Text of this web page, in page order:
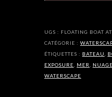
UGS : FLOATING BOAT
CATÉGORIE :
ÉTIQUETTES : BATEAU
EXPOSURE
MER
WATERSCAPE